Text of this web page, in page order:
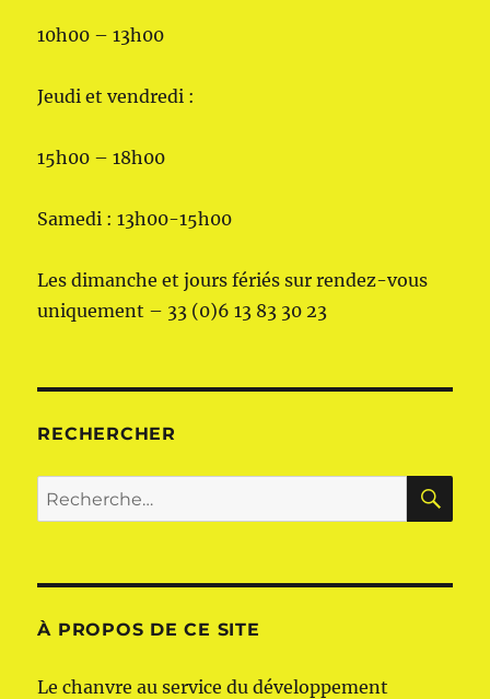
10h00 – 13h00
Jeudi et vendredi :
15h00 – 18h00
Samedi : 13h00-15h00
Les dimanche et jours fériés sur rendez-vous
uniquement – 33 (0)6 13 83 30 23
RECHERCHER
Recherche
pour :
À PROPOS DE CE SITE
Le chanvre au service du développement